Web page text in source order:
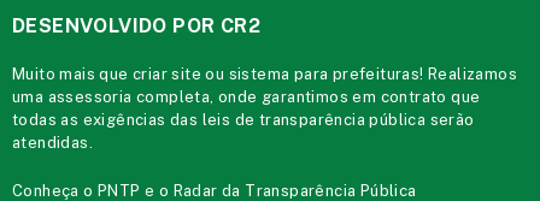
DESENVOLVIDO POR CR2
Muito mais quecriar site ou sistema para prefeituras! Realizamos
uma assessoria completa, onde garantimos em contrato que
todas as exigências das leis de transparência pública serão
atendidas.
Conheça oPNTP e o Radar da Transparência Pública